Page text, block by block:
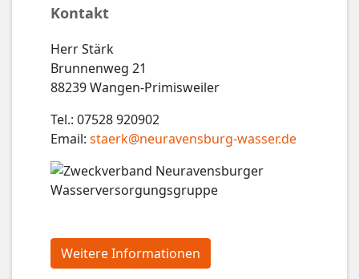
Kontakt
Herr Stärk
Brunnenweg 21
88239 Wangen-Primisweiler
Tel.: 07528 920902
Email: staerk@neuravensburg-wasser.de
Weitere Informationen